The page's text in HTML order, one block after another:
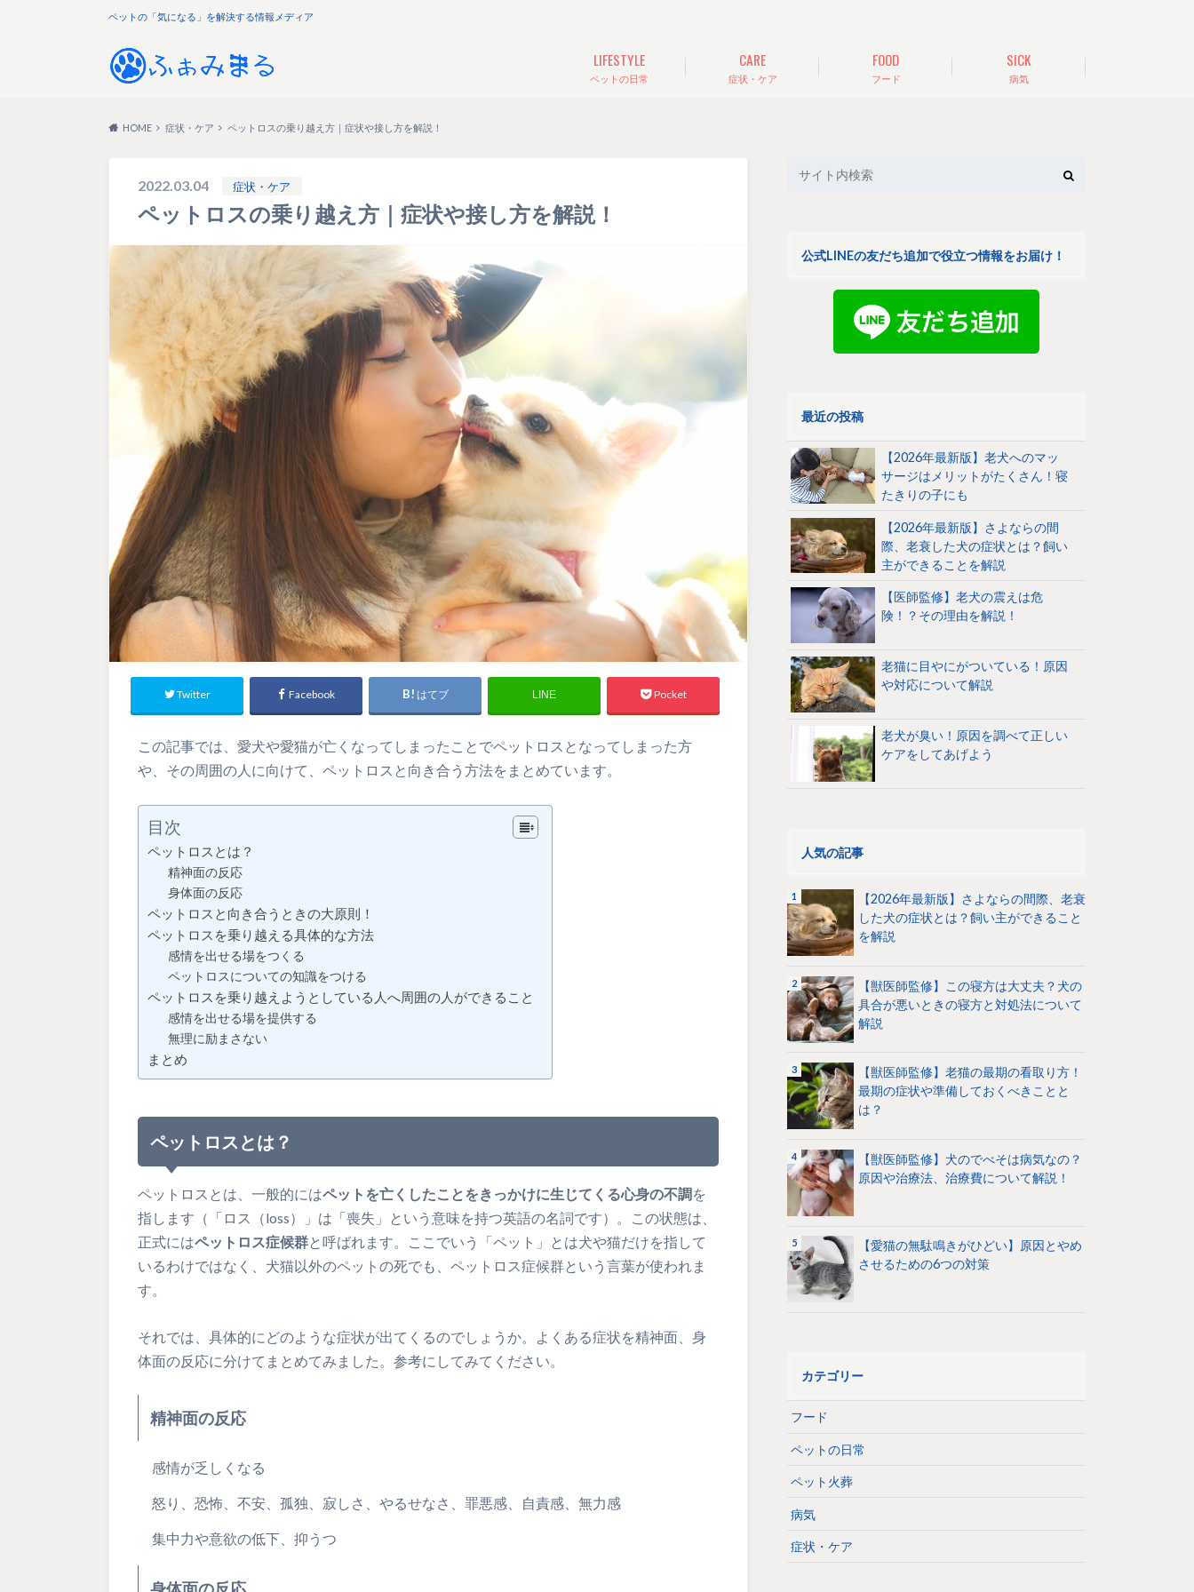
ペットの「気になる」を解決する情報メディア
ペットの日常
LIFESTYLE
症状・ケア
CARE
フード
FOOD
病気
SICK
HOME 症状・ケア ペットロスの乗り越え方｜症状や接し方を解説！
2022.03.04 症状・ケア
ペットロスの乗り越え方｜症状や接し方を解説！
Twitter Facebook はてブ LINE Pocket
この記事では、愛犬や愛猫が亡くなってしまったことでペットロスとなってしまった方
や、その周囲の人に向けて、ペットロスと向き合う方法をまとめています。
目次
ペットロスとは？
精神面の反応
身体面の反応
ペットロスと向き合うときの大原則！
ペットロスを乗り越える具体的な方法
感情を出せる場をつくる
ペットロスについての知識をつける
ペットロスを乗り越えようとしている人へ周囲の人ができること
感情を出せる場を提供する
無理に励まさない
まとめ
ペットロスとは？
ペットロスとは、一般的にはペットを亡くしたことをきっかけに生じてくる心身の不調を
指します（「ロス（loss）」は「喪失」という意味を持つ英語の名詞です）。この状態は、
正式にはペットロス症候群と呼ばれます。ここでいう「ペット」とは犬や猫だけを指して
いるわけではなく、犬猫以外のペットの死でも、ペットロス症候群という言葉が使われま
す。
それでは、具体的にどのような症状が出てくるのでしょうか。よくある症状を精神面、身
体面の反応に分けてまとめてみました。参考にしてみてください。
精神面の反応
感情が乏しくなる
怒り、恐怖、不安、孤独、寂しさ、やるせなさ、罪悪感、自責感、無力感
集中力や意欲の低下、抑うつ
公式LINEの友だち追加で役立つ情報をお届け！
最近の投稿
【2026年最新版】老犬へのマッ
サージはメリットがたくさん！寝
たきりの子にも
【2026年最新版】さよならの間
際、老衰した犬の症状とは？飼い
主ができることを解説
【医師監修】老犬の震えは危
険！？その理由を解説！
老猫に目やにがついている！原因
や対応について解説
老犬が臭い！原因を調べて正しい
ケアをしてあげよう
人気の記事
【2026年最新版】さよならの間際、老衰
した犬の症状とは？飼い主ができること
を解説
【獣医師監修】この寝方は大丈夫？犬の
具合が悪いときの寝方と対処法について
解説
【獣医師監修】老猫の最期の看取り方！
最期の症状や準備しておくべきことと
は？
【獣医師監修】犬のでべそは病気なの？
原因や治療法、治療費について解説！
【愛猫の無駄鳴きがひどい】原因とやめ
させるための6つの対策
カテゴリー
フード
ペットの日常
ペット火葬
病気
症状・ケア